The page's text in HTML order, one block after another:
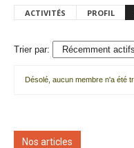
ACTIVITÉS PROFIL
Trier par:
amis
Désolé, aucun membre n'a été
Nos articles